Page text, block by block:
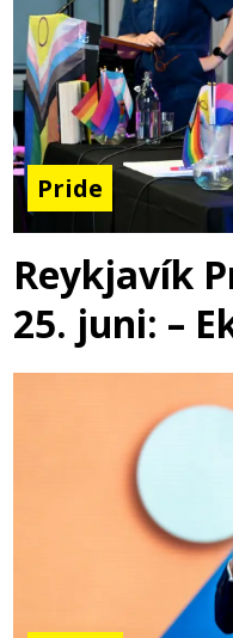
Pride
Reykjavík
25. juni: –